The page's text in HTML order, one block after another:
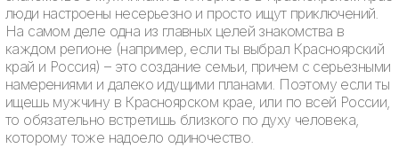
люди настроены несерьезно и просто ищут приключений.
На самом деле одна из главных целей знакомства в
каждом регионе (например, если ты выбрал Красноярский
край и Россия) – это создание семьи, причем с серьезными
намерениями и далеко идущими планами. Поэтому если ты
ищешь мужчину в Красноярском крае, или по всей России,
то обязательно встретишь близкого по духу человека,
которому тоже надоело одиночество.